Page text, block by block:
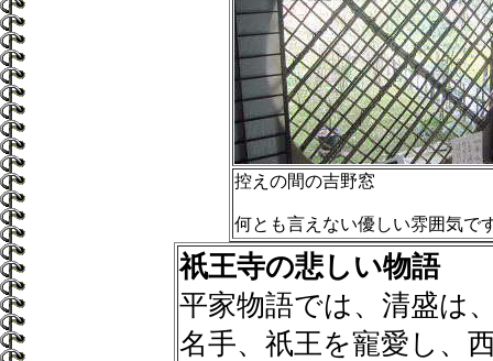
控えの間の吉野窓
何とも言えない優しい雰囲気で
祇王寺の悲しい物語
平家物語では、清盛は
名手、祇王を寵愛し、